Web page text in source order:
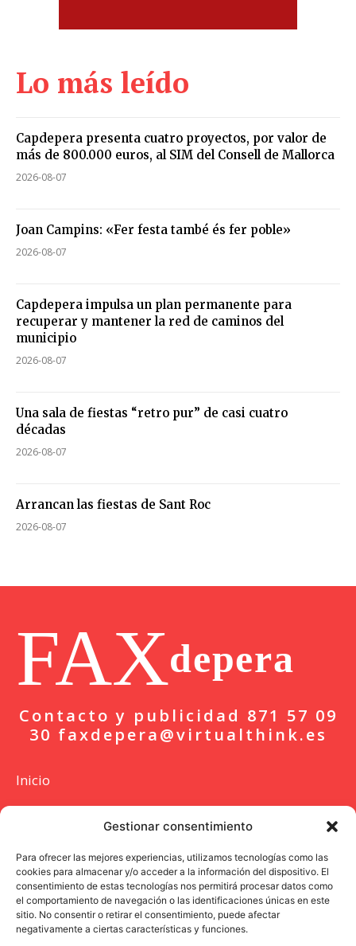
Gestionar consentimiento
Para ofrecer las mejores experiencias, utilizamos tecnologías como las
cookies para almacenar y/o acceder a la información del dispositivo. El
consentimiento de estas tecnologías nos permitirá procesar datos como
el comportamiento de navegación o las identificaciones únicas en este
sitio. No consentir o retirar el consentimiento, puede afectar
negativamente a ciertas características y funciones.
Lo más leído
Capdepera presenta cuatro proyectos, por valor de
más de 800.000 euros, al SIM del Consell de Mallorca
2026-08-07
Joan Campins: «Fer festa també és fer poble»
2026-08-07
Capdepera impulsa un plan permanente para
recuperar y mantener la red de caminos del
municipio
2026-08-07
Una sala de fiestas “retro pur” de casi cuatro
décadas
2026-08-07
Arrancan las fiestas de Sant Roc
2026-08-07
FAXdepera
Contacto y publicidad 871 57 09
30 faxdepera@virtualthink.es
Inicio
Actualidad
Colaboración
Entrevista
Opinión